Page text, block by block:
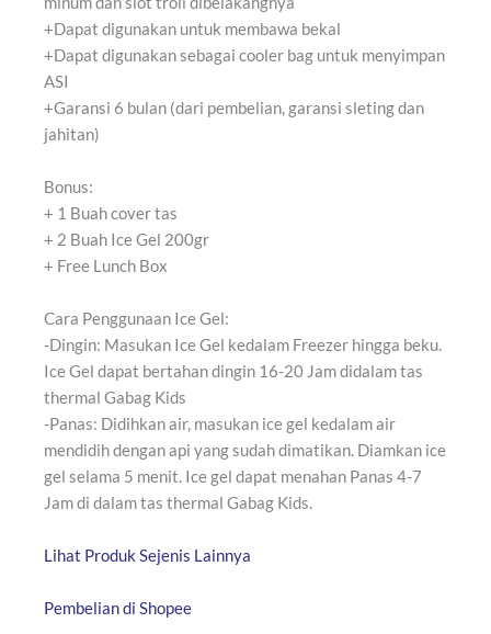
+Dapat digunakan untuk membawa bekal
+Dapat digunakan sebagai cooler bag untuk menyimpan
ASI
+Garansi 6 bulan (dari pembelian, garansi sleting dan
jahitan)
Bonus:
+ 1 Buah cover tas
+ 2 Buah Ice Gel 200gr
+ Free Lunch Box
Cara Penggunaan Ice Gel:
-Dingin: Masukan Ice Gel kedalam Freezer hingga beku.
Ice Gel dapat bertahan dingin 16-20 Jam didalam tas
thermal Gabag Kids
-Panas: Didihkan air, masukan ice gel kedalam air
mendidih dengan api yang sudah dimatikan. Diamkan ice
gel selama 5 menit. Ice gel dapat menahan Panas 4-7
Jam di dalam tas thermal Gabag Kids.
Lihat Produk Sejenis Lainnya
Pembelian di Shopee